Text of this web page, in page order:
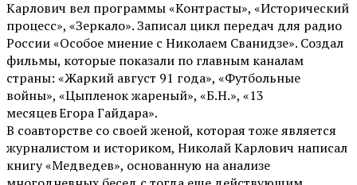
Карлович вел программы «Контрасты», «Исторический
процесс», «Зеркало». Записал цикл передач для радио
России «Особое мнение с Николаем Сванидзе». Создал
фильмы, которые показали по главным каналам
страны: «Жаркий август 91 года», «Футбольные
войны», «Цыпленок жареный», «Б.Н.», «13
месяцев Егора Гайдара».
В соавторстве со своей женой, которая тоже является
журналистом и историком, Николай Карлович написал
книгу «Медведев», основанную на анализе